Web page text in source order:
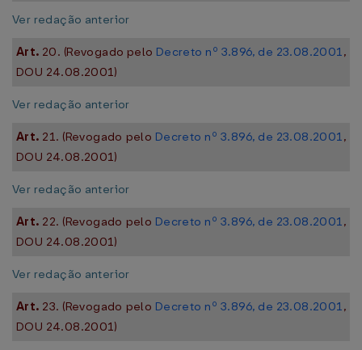
Ver redação anterior
Art. 20. (Revogado pelo Decreto nº 3.896, de 23.08.2001,
DOU 24.08.2001)
Ver redação anterior
Art. 21. (Revogado pelo Decreto nº 3.896, de 23.08.2001,
DOU 24.08.2001)
Ver redação anterior
Art. 22. (Revogado pelo Decreto nº 3.896, de 23.08.2001,
DOU 24.08.2001)
Ver redação anterior
Art. 23. (Revogado pelo Decreto nº 3.896, de 23.08.2001,
DOU 24.08.2001)